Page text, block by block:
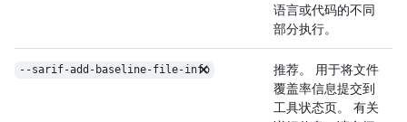
语言或代码的不同
部分执行。
--sarif-add-baseline-file-info
推荐。 用于将文件
覆盖率信息提交到
工具状态页。 有关